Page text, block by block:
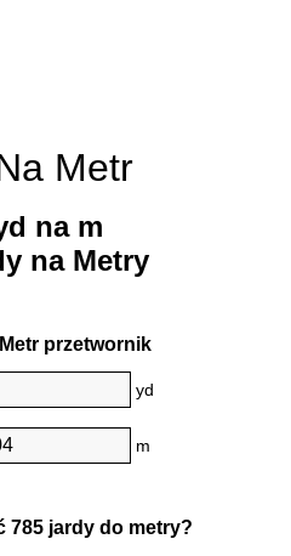
Metr
na m
na Metry
przetwornik
yd
m
785 jardy do metry?